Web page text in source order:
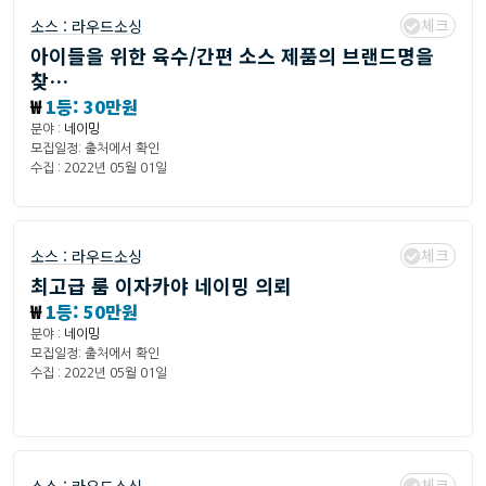
소스 : 라우드소싱 체크
아이들을 위한 육수/간편 소스 제품의 브랜드명을
찾…
₩1등: 30만원
분야 : 네이밍
모집일정: 출처에서 확인
수집 : 2022년 05월 01일
소스 : 라우드소싱 체크
최고급 룸 이자카야 네이밍 의뢰
₩1등: 50만원
분야 : 네이밍
모집일정: 출처에서 확인
수집 : 2022년 05월 01일